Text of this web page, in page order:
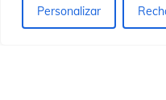
Personalizar